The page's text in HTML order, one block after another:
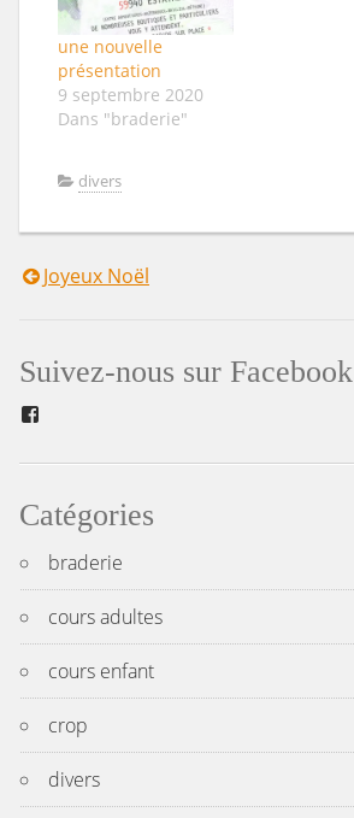
une nouvelle
présentation
9 septembre 2020
Dans "braderie"
divers
Navigation
l’article
Joyeux Noël
Suivez-nous sur Facebook
Catégories
braderie
cours adultes
cours enfant
crop
divers